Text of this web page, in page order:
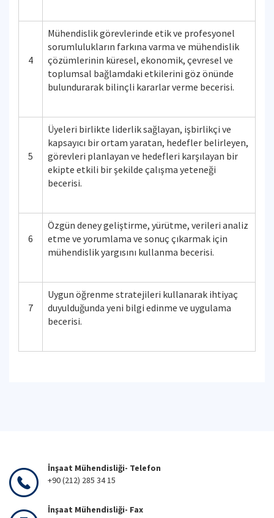
4
Mühendislik görevlerinde etik ve profesyonel
sorumlulukların farkına varma ve mühendislik
çözümlerinin küresel, ekonomik, çevresel ve
toplumsal bağlamdaki etkilerini göz önünde
bulundurarak bilinçli kararlar verme becerisi.
5
Üyeleri birlikte liderlik sağlayan, işbirlikçi ve
kapsayıcı bir ortam yaratan, hedefler belirleyen,
görevleri planlayan ve hedefleri karşılayan bir
ekipte etkili bir şekilde çalışma yeteneği
becerisi.
6
Özgün deney geliştirme, yürütme, verileri analiz
etme ve yorumlama ve sonuç çıkarmak için
mühendislik yargısını kullanma becerisi.
7
Uygun öğrenme stratejileri kullanarak ihtiyaç
duyulduğunda yeni bilgi edinme ve uygulama
becerisi.
İnşaat Mühendisliği- Telefon
+90 (212) 285 34 15
İnşaat Mühendisliği- Fax